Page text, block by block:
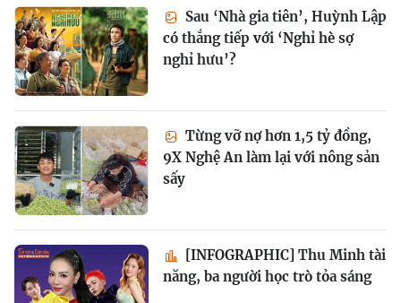
Sau ‘Nhà gia tiên’, Huỳnh Lập
có thắng tiếp với ‘Nghỉ hè sợ
nghỉ hưu’?
Từng vỡ nợ hơn 1,5 tỷ đồng,
9X Nghệ An làm lại với nông sản
sấy
[INFOGRAPHIC] Thu Minh tài
năng, ba người học trò tỏa sáng